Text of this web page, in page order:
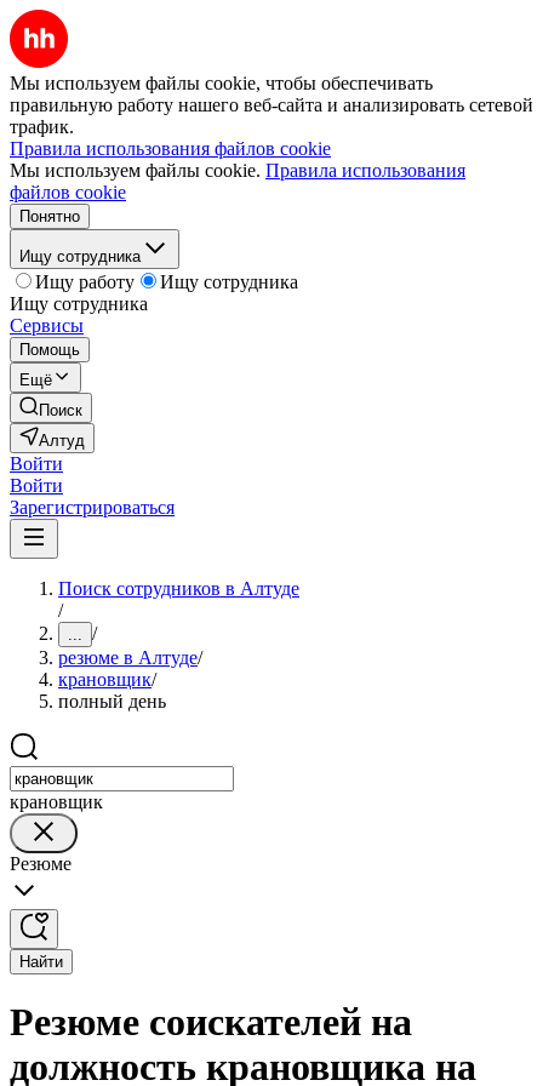
Мы используем файлы cookie, чтобы обеспечивать
правильную работу нашего веб-сайта и анализировать сетевой
трафик.
Правила использования файлов cookie
Мы используем файлы cookie. Правила использования
файлов cookie
Понятно
Ищу сотрудника
Ищу работу
Ищу сотрудника
Ищу сотрудника
Сервисы
Помощь
Ещё
Поиск
Алтуд
Войти
Войти
Зарегистрироваться
Поиск сотрудников в Алтуде
/
... /
резюме в Алтуде/
крановщик/
полный день
крановщик
Резюме
Найти
Резюме соискателей на
должность крановщика на